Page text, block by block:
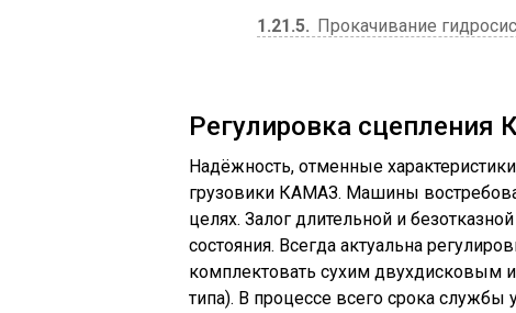
1.21.5 Прокачивание
Регулировка сцепления
Надёжность, отменные
грузовики КАМАЗ. Машины
целях. Залог длительной и
состояния. Всегда актуальна
комплектовать сухим двухдисковым
типа). В процессе всего срока службы